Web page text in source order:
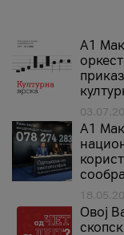
А1
A1
Овој